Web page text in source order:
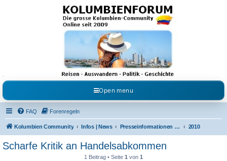
Kolumbienforum - Das
grosse Forum der
Freunde Kolumbiens
Reisen, Auswandern, Kultur, Politik, Geschichte und Visum in Kolumbien und Venezuela.
Austausch, Erfahrungen und Gemeinschaft im Kolumbienforum
Open menu
FAQ Forenregeln
Kolumbien Community Infos | News Presseinformationen & Neuigkeiten 2010
Scharfe Kritik an Handelsabkommen
1 Beitrag • Seite 1 von 1